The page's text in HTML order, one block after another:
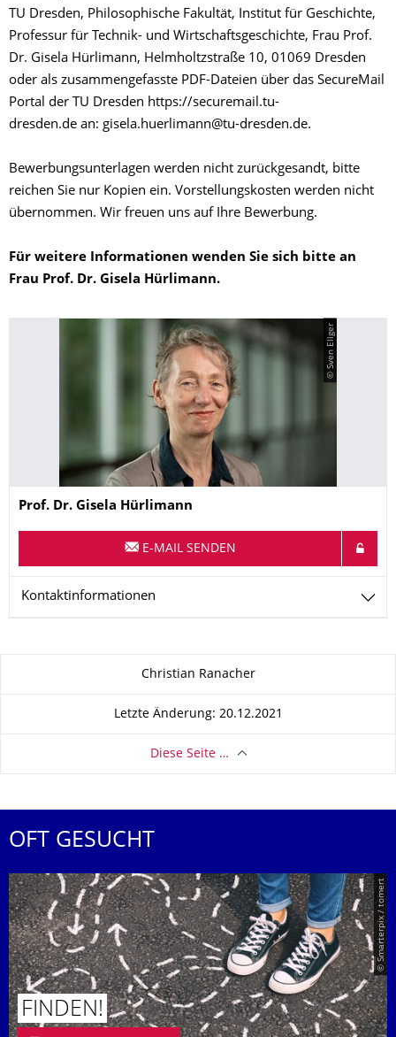
TU Dresden, Philosophische Fakultät, Institut für Geschichte,
Professur für Technik- und Wirtschaftsgeschichte, Frau Prof.
Dr. Gisela Hürlimann, Helmholtzstraße 10, 01069 Dresden
oder als zusammengefasste PDF-Dateien über das SecureMail
Portal der TU Dresden https://securemail.tu-
dresden.de an: gisela.huerlimann@tu-dresden.de.
Bewerbungsunterlagen werden nicht zurückgesandt, bitte
reichen Sie nur Kopien ein. Vorstellungskosten werden nicht
übernommen. Wir freuen uns auf Ihre Bewerbung.
Für weitere Informationen wenden Sie sich bitte an
Frau Prof. Dr. Gisela Hürlimann.
© Sven Ellger
Name
Prof. Dr. Gisela Hürlimann
E-MAIL SENDEN
Kontaktinformationen
Christian Ranacher
Letzte Änderung: 20.12.2021
Diese Seite …
OFT GESUCHT
© Smarterpix / tomert
FINDEN!